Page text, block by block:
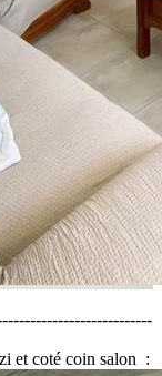
et coté coin salon :